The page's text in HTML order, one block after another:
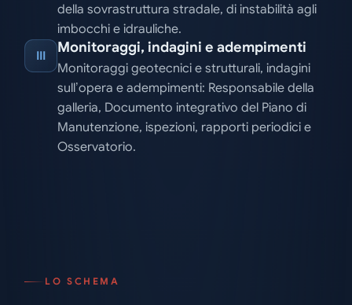
della sovrastruttura stradale, di instabilità agli
imbocchi e idrauliche.
III Monitoraggi, indagini e adempimenti
Monitoraggi geotecnici e strutturali, indagini
sull’opera e adempimenti: Responsabile della
galleria, Documento integrativo del Piano di
Manutenzione, ispezioni, rapporti periodici e
Osservatorio.
LO SCHEMA